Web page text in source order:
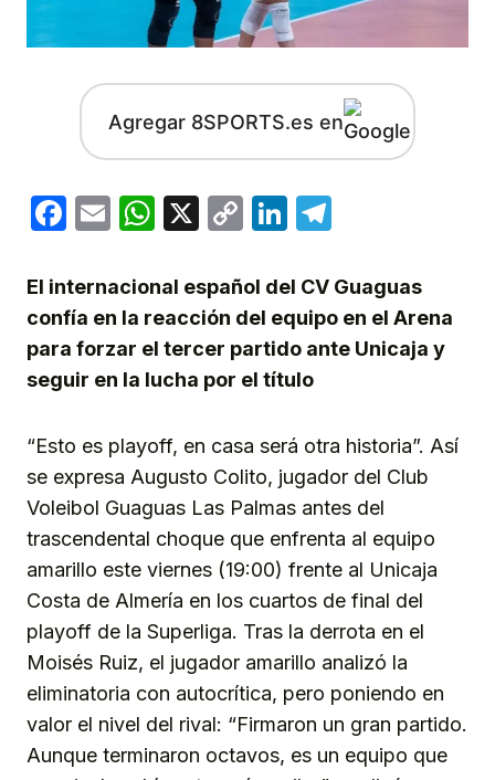
Agregar 8SPORTS.es en
Facebook
EmailWhatsApp
X
CopyLinkedIn
El internacional español del CV Guaguas
confía en la reacción del equipo en el Arena
para forzar el tercer partido ante Unicaja y
seguir en la lucha por el título
“Esto es playoff, en casa será otra historia”. Así
se expresa Augusto Colito, jugador del Club
Voleibol Guaguas Las Palmas antes del
trascendental choque que enfrenta al equipo
amarillo este viernes (19:00) frente al Unicaja
Costa de Almería en los cuartos de final del
playoff de la Superliga. Tras la derrota en el
Moisés Ruiz, el jugador amarillo analizó la
eliminatoria con autocrítica, pero poniendo en
valor el nivel del rival: “Firmaron un gran partido.
Aunque terminaron octavos, es un equipo que